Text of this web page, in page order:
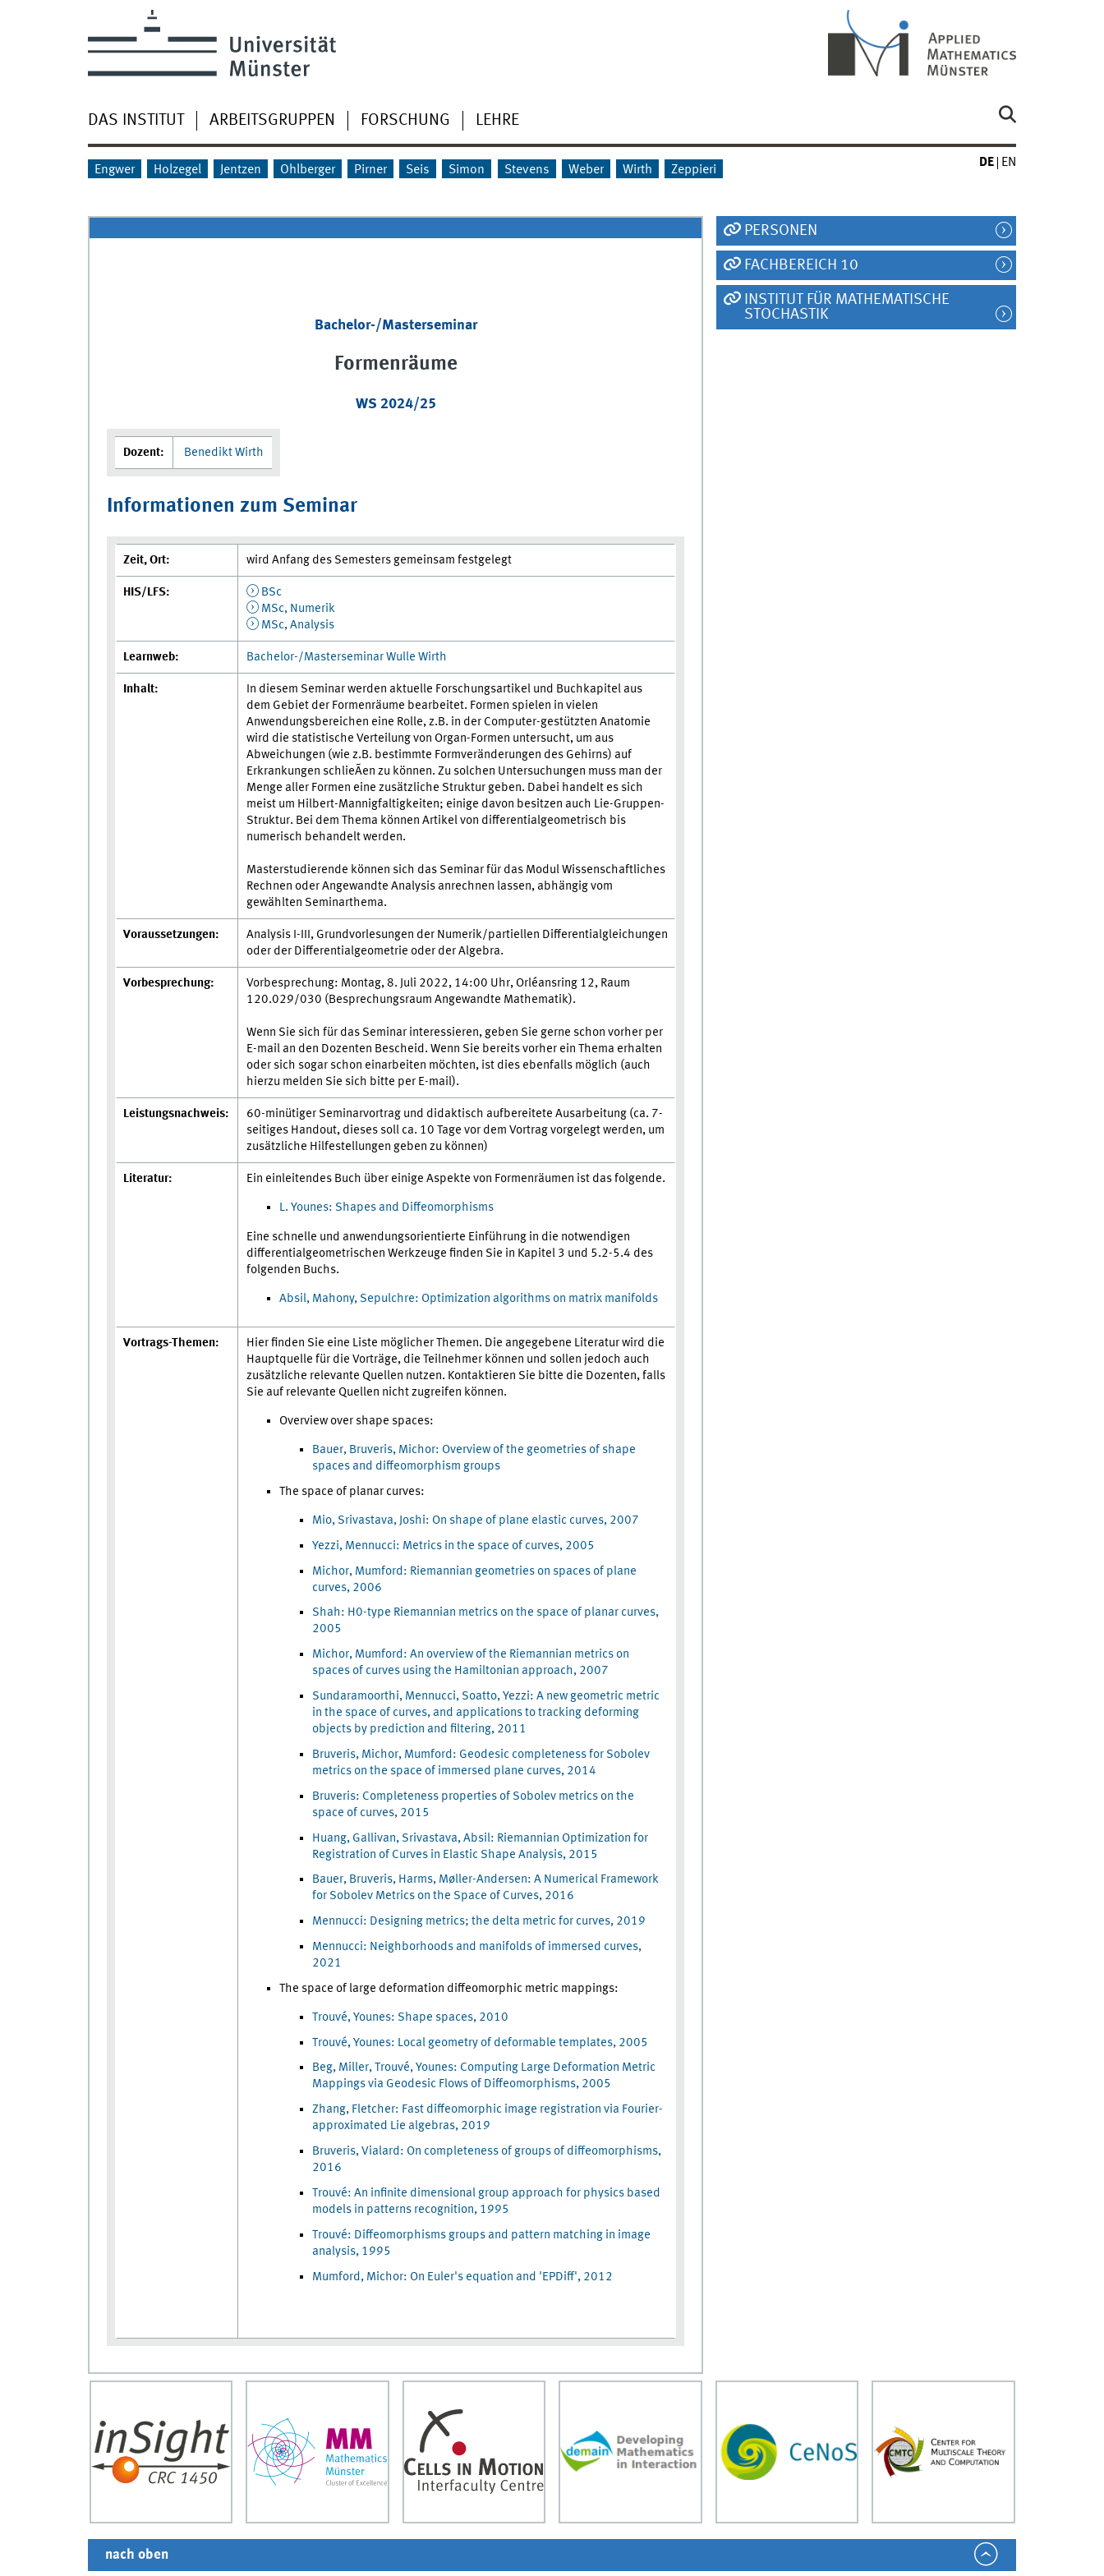
DAS INSTITUT ARBEITSGRUPPEN FORSCHUNG LEHRE
Engwer Holzegel Jentzen Ohlberger Pirner Seis Simon Stevens Weber Wirth Zeppieri
DE EN
Bachelor-/Masterseminar
Formenräume
WS 2024/25
Dozent: Benedikt Wirth
Informationen zum Seminar
Zeit, Ort: wird Anfang des Semesters gemeinsam festgelegt
HIS/LFS:
BSc
MSc, Numerik
MSc, Analysis
Learnweb: Bachelor-/Masterseminar Wulle Wirth
Inhalt:
In diesem Seminar werden aktuelle Forschungsartikel und Buchkapitel aus
dem Gebiet der Formenräume bearbeitet. Formen spielen in vielen
Anwendungsbereichen eine Rolle, z.B. in der Computer-gestützten Anatomie
wird die statistische Verteilung von Organ-Formen untersucht, um aus
Abweichungen (wie z.B. bestimmte Formveränderungen des Gehirns) auf
Erkrankungen schlieÃen zu können. Zu solchen Untersuchungen muss man der
Menge aller Formen eine zusätzliche Struktur geben. Dabei handelt es sich
meist um Hilbert-Mannigfaltigkeiten; einige davon besitzen auch Lie-Gruppen-
Struktur. Bei dem Thema können Artikel von differentialgeometrisch bis
numerisch behandelt werden.
Masterstudierende können sich das Seminar für das Modul Wissenschaftliches
Rechnen oder Angewandte Analysis anrechnen lassen, abhängig vom
gewählten Seminarthema.
Voraussetzungen:
Analysis I-III, Grundvorlesungen der Numerik/partiellen Differentialgleichungen
oder der Differentialgeometrie oder der Algebra.
Vorbesprechung:
Vorbesprechung: Montag, 8. Juli 2022, 14:00 Uhr, Orléansring 12, Raum
120.029/030 (Besprechungsraum Angewandte Mathematik).
Wenn Sie sich für das Seminar interessieren, geben Sie gerne schon vorher per
E-mail an den Dozenten Bescheid. Wenn Sie bereits vorher ein Thema erhalten
oder sich sogar schon einarbeiten möchten, ist dies ebenfalls möglich (auch
hierzu melden Sie sich bitte per E-mail).
Leistungsnachweis:
60-minütiger Seminarvortrag und didaktisch aufbereitete Ausarbeitung (ca. 7-
seitiges Handout, dieses soll ca. 10 Tage vor dem Vortrag vorgelegt werden, um
zusätzliche Hilfestellungen geben zu können)
Literatur: Ein einleitendes Buch über einige Aspekte von Formenräumen ist das folgende.
L. Younes: Shapes and Diffeomorphisms
Eine schnelle und anwendungsorientierte Einführung in die notwendigen
differentialgeometrischen Werkzeuge finden Sie in Kapitel 3 und 5.2-5.4 des
folgenden Buchs.
Absil, Mahony, Sepulchre: Optimization algorithms on matrix manifolds
Vortrags-Themen:
Hier finden Sie eine Liste möglicher Themen. Die angegebene Literatur wird die
Hauptquelle für die Vorträge, die Teilnehmer können und sollen jedoch auch
zusätzliche relevante Quellen nutzen. Kontaktieren Sie bitte die Dozenten, falls
Sie auf relevante Quellen nicht zugreifen können.
Overview over shape spaces:
Bauer, Bruveris, Michor: Overview of the geometries of shape
spaces and diffeomorphism groups
The space of planar curves:
Mio, Srivastava, Joshi: On shape of plane elastic curves, 2007
Yezzi, Mennucci: Metrics in the space of curves, 2005
Michor, Mumford: Riemannian geometries on spaces of plane
curves, 2006
Shah: H0-type Riemannian metrics on the space of planar curves,
2005
Michor, Mumford: An overview of the Riemannian metrics on
spaces of curves using the Hamiltonian approach, 2007
Sundaramoorthi, Mennucci, Soatto, Yezzi: A new geometric metric
in the space of curves, and applications to tracking deforming
objects by prediction and filtering, 2011
Bruveris, Michor, Mumford: Geodesic completeness for Sobolev
metrics on the space of immersed plane curves, 2014
Bruveris: Completeness properties of Sobolev metrics on the
space of curves, 2015
Huang, Gallivan, Srivastava, Absil: Riemannian Optimization for
Registration of Curves in Elastic Shape Analysis, 2015
Bauer, Bruveris, Harms, Møller-Andersen: A Numerical Framework
for Sobolev Metrics on the Space of Curves, 2016
Mennucci: Designing metrics; the delta metric for curves, 2019
Mennucci: Neighborhoods and manifolds of immersed curves,
2021
The space of large deformation diffeomorphic metric mappings:
Trouvé, Younes: Shape spaces, 2010
Trouvé, Younes: Local geometry of deformable templates, 2005
Beg, Miller, Trouvé, Younes: Computing Large Deformation Metric
Mappings via Geodesic Flows of Diffeomorphisms, 2005
Zhang, Fletcher: Fast diffeomorphic image registration via Fourier-
approximated Lie algebras, 2019
Bruveris, Vialard: On completeness of groups of diffeomorphisms,
2016
Trouvé: An infinite dimensional group approach for physics based
models in patterns recognition, 1995
Trouvé: Diffeomorphisms groups and pattern matching in image
analysis, 1995
Mumford, Michor: On Euler's equation and 'EPDiff', 2012
PERSONEN
FACHBEREICH 10
INSTITUT FÜR MATHEMATISCHE
STOCHASTIK
nach oben